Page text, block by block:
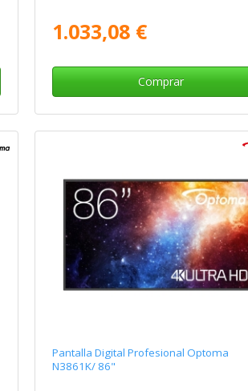
1.033,08 €
Comprar
Pantalla Digital Profesional Optoma
N3861K/ 86"